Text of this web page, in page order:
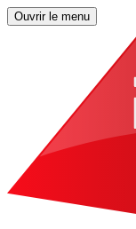
Ouvrir le menu